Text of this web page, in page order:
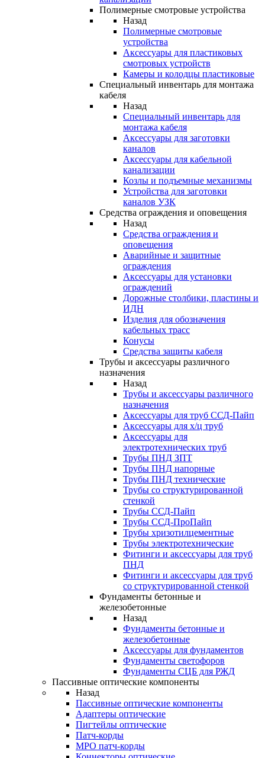
Полимерные смотровые устройства
Назад
Полимерные смотровые
устройства
Аксессуары для пластиковых
смотровых устройств
Камеры и колодцы пластиковые
Специальный инвентарь для монтажа
кабеля
Назад
Специальный инвентарь для
монтажа кабеля
Аксессуары для заготовки
каналов
Аксессуары для кабельной
канализации
Козлы и подъемные механизмы
Устройства для заготовки
каналов УЗК
Средства ограждения и оповещения
Назад
Средства ограждения и
оповещения
Аварийные и защитные
ограждения
Аксессуары для установки
ограждений
Дорожные столбики, пластины и
ИДН
Изделия для обозначения
кабельных трасс
Конусы
Средства защиты кабеля
Трубы и аксессуары различного
назначения
Назад
Трубы и аксессуары различного
назначения
Аксессуары для труб ССД-Пайп
Аксессуары для х/ц труб
Аксессуары для
электротехнических труб
Трубы ПНД ЗПТ
Трубы ПНД напорные
Трубы ПНД технические
Трубы со структурированной
стенкой
Трубы ССД-Пайп
Трубы ССД-ПроПайп
Трубы хризотилцементные
Трубы электротехнические
Фитинги и аксессуары для труб
ПНД
Фитинги и аксессуары для труб
со структурированной стенкой
Фундаменты бетонные и
железобетонные
Назад
Фундаменты бетонные и
железобетонные
Аксессуары для фундаментов
Фундаменты светофоров
Фундаменты СЦБ для РЖД
Пассивные оптические компоненты
Назад
Пассивные оптические компоненты
Адаптеры оптические
Пигтейлы оптические
Патч-корды
MPO патч-корды